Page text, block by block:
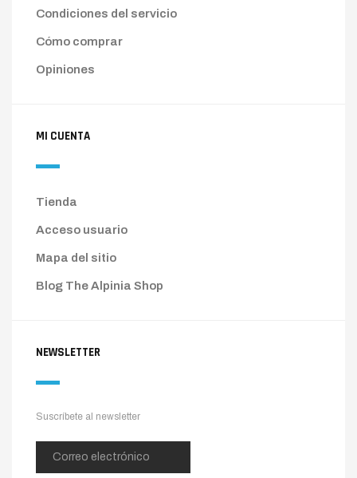
Condiciones del servicio
Cómo comprar
Opiniones
MI CUENTA
Tienda
Acceso usuario
Mapa del sitio
Blog The Alpinia Shop
NEWSLETTER
Suscríbete al newsletter